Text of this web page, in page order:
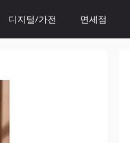
디지털/가전 면세점